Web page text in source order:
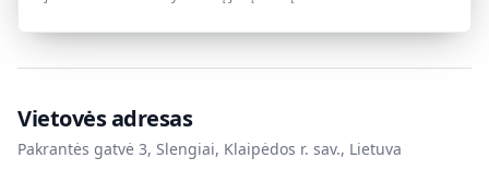
Vietovės adresas
Pakrantės gatvė 3, Slengiai, Klaipėdos r. sav., Lietuva